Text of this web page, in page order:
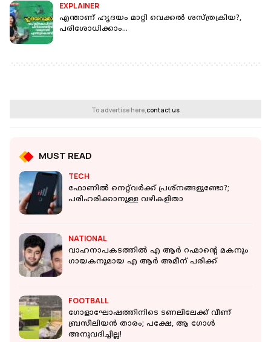
EXPLAINER
എന്താണ് ഹൃദയം മാറ്റി വെക്കൽ ശസ്ത്രക്രിയ?,
പരിശോധിക്കാം...
To advertise here,contact us
MUST READ
TECH
ഫോണില്‍ നെറ്റ്‌വര്‍ക്ക് പ്രശ്‌നങ്ങളുണ്ടോ?;
പരിഹരിക്കാനുള്ള വഴികളിതാ
NATIONAL
വാഹനാപകടത്തില്‍ എ ആര്‍ റഹ്മാന്റെ മകനും
ഗായകനുമായ എ ആര്‍ അമീന് പരിക്ക്
FOOTBALL
ഗോളാഘോഷത്തിനിടെ ടണലിലേക്ക് വീണ്
ബ്രസീലിയന്‍ താരം; പക്ഷേ, ആ ഗോള്‍
അനുവദിച്ചില്ല!